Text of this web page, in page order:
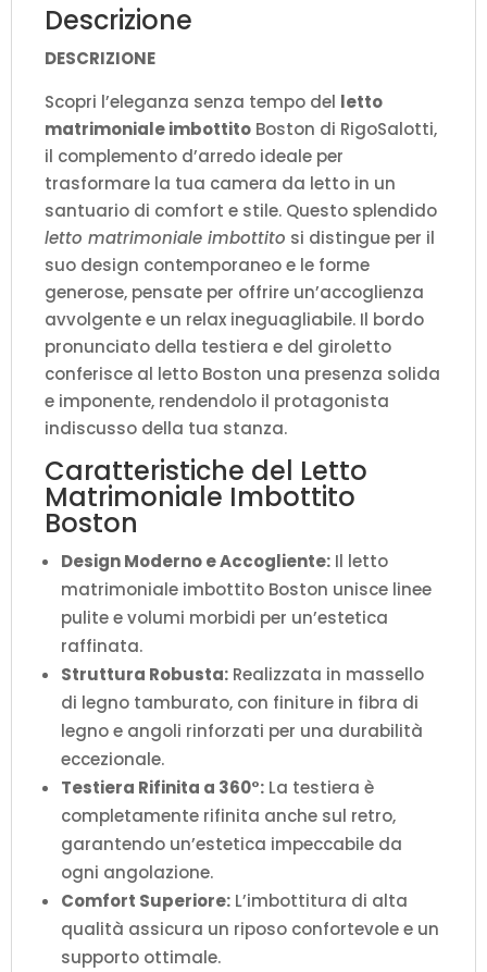
Descrizione
DESCRIZIONE
Scopri l’eleganza senza tempo del letto
matrimoniale imbottito Boston di RigoSalotti,
il complemento d’arredo ideale per
trasformare la tua camera da letto in un
santuario di comfort e stile. Questo splendido
letto matrimoniale imbottito si distingue per il
suo design contemporaneo e le forme
generose, pensate per offrire un’accoglienza
avvolgente e un relax ineguagliabile. Il bordo
pronunciato della testiera e del giroletto
conferisce al letto Boston una presenza solida
e imponente, rendendolo il protagonista
indiscusso della tua stanza.
Caratteristiche del Letto
Matrimoniale Imbottito
Boston
Design Moderno e Accogliente: Il letto
matrimoniale imbottito Boston unisce linee
pulite e volumi morbidi per un’estetica
raffinata.
Struttura Robusta: Realizzata in massello
di legno tamburato, con finiture in fibra di
legno e angoli rinforzati per una durabilità
eccezionale.
Testiera Rifinita a 360°: La testiera è
completamente rifinita anche sul retro,
garantendo un’estetica impeccabile da
ogni angolazione.
Comfort Superiore: L’imbottitura di alta
qualità assicura un riposo confortevole e un
supporto ottimale.